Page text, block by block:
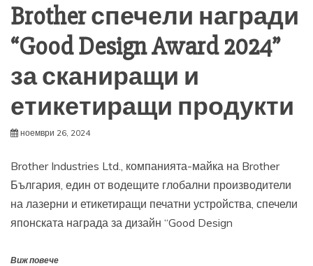
Brother спечели награди
“Good Design Award 2024”
за сканиращи и
етикетиращи продукти
ноември 26, 2024
Brother Industries Ltd., компанията-майка на Brother
България, един от водещите глобални производители
на лазерни и етикетиращи печатни устройства, спечели
японската награда за дизайн “Good Design
Виж повече